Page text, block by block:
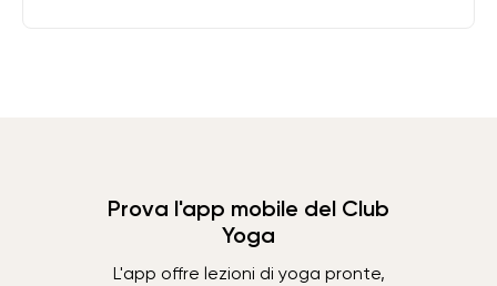
Prova l'app mobile del Club
Yoga
L'app offre lezioni di yoga pronte,